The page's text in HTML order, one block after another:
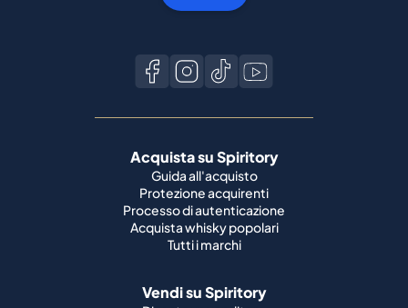
Acquista su Spiritory
Guida all'acquisto
Protezione acquirenti
Processo di autenticazione
Acquista whisky popolari
Tutti i marchi
Vendi su Spiritory